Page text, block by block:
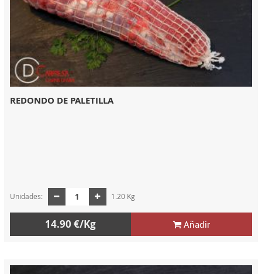
REDONDO DE PALETILLA
Unidades: 1.20 Kg
14.90 €/Kg Añadir